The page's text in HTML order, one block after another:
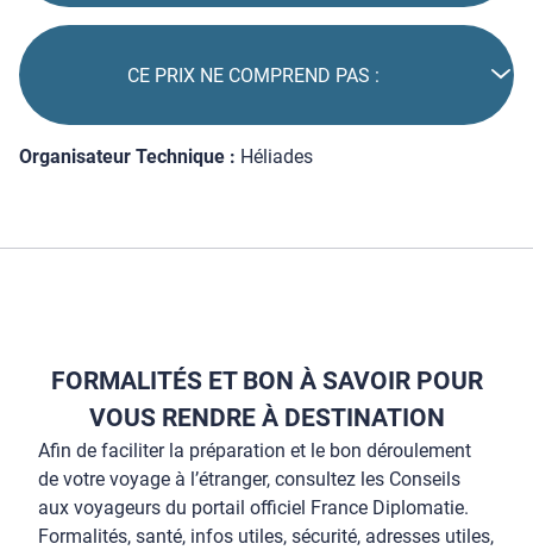
CE PRIX NE COMPREND PAS :
Organisateur Technique : Héliades
FORMALITÉS ET BON À SAVOIR POUR
VOUS RENDRE À DESTINATION
Afin de faciliter la préparation et le bon déroulement
de votre voyage à l’étranger, consultez les Conseils
aux voyageurs du portail officiel France Diplomatie.
Formalités, santé, infos utiles, sécurité, adresses utiles,